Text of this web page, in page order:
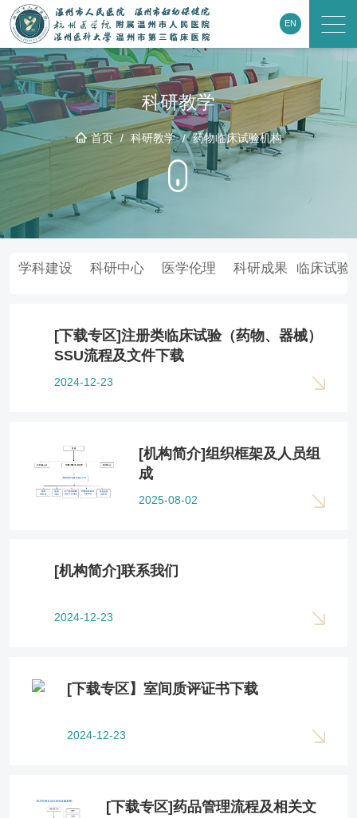
EN
科研教学
首页 / 科研教学 / 药物临床试验机构
学科建设 科研中心 医学伦理 科研成果
[下载专区]注册类临床试验（药物、器械）
SSU流程及文件下载
2024-12-23
[机构简介]组织框架及人员组
成
2025-08-02
[机构简介]联系我们
2024-12-23
[下载专区】室间质评证书下载
2024-12-23
[下载专区]药品管理流程及相关文